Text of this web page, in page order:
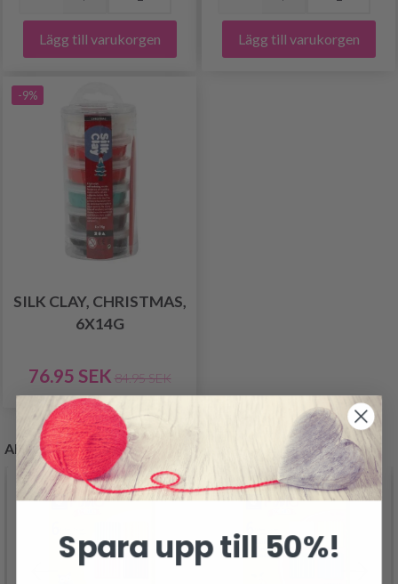
Lägg till varukorgen Lägg till varukorgen
-9%
SILK CLAY, CHRISTMAS,
6X14G
76.95 SEK 84.95 SEK
ANDRA KÖPTE OCKSÅ
Spara upp till 50%!